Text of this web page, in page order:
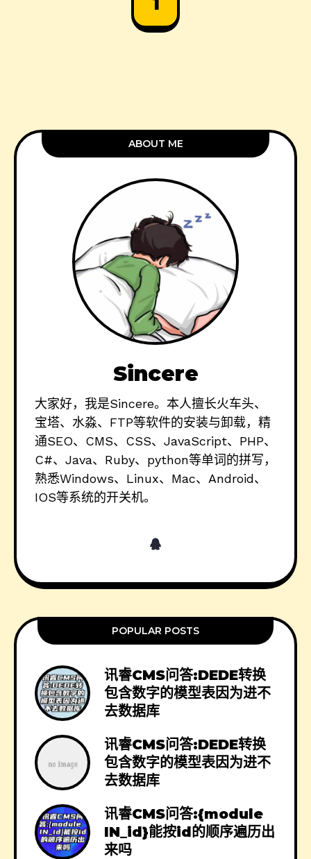
ABOUT ME
Sincere
大家好，我是Sincere。本人擅长火车头、
宝塔、水淼、FTP等软件的安装与卸载，精
通SEO、CMS、CSS、JavaScript、PHP、
C#、Java、Ruby、python等单词的拼写，
熟悉Windows、Linux、Mac、Android、
IOS等系统的开关机。
POPULAR POSTS
讯睿CMS问答:DEDE转换
包含数字的模型表因为进不
去数据库
讯睿CMS问答:DEDE转换
包含数字的模型表因为进不
去数据库
讯睿CMS问答:{module
IN_id}能按id的顺序遍历出
来吗